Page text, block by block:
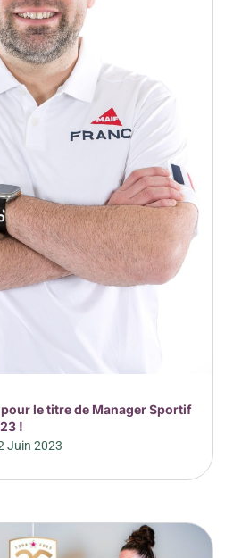
le titre de Manager Sportif
!
Juin 2023